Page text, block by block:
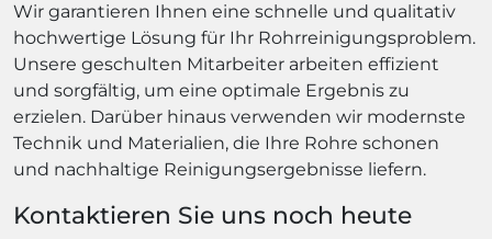
Wir garantieren Ihnen eine schnelle und qualitativ
hochwertige Lösung für Ihr Rohrreinigungsproblem.
Unsere geschulten Mitarbeiter arbeiten effizient
und sorgfältig, um eine optimale Ergebnis zu
erzielen. Darüber hinaus verwenden wir modernste
Technik und Materialien, die Ihre Rohre schonen
und nachhaltige Reinigungsergebnisse liefern.
Kontaktieren Sie uns noch heute